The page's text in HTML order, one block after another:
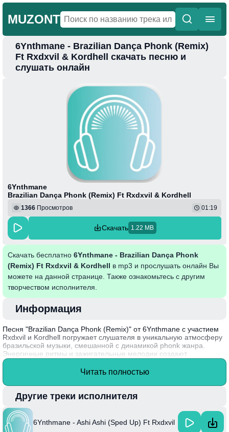
MUZONT
Главная
Новинки
6Ynthmane - Brazilian Dança Phonk (Remix)
Ft Rxdxvil & Kordhell скачать песню и
слушать онлайн
6Ynthmane
Brazilian Dança Phonk (Remix) Ft Rxdxvil & Kordhell
1366 Просмотров 01:19
Скачать 1.22 MB
Скачать бесплатно 6Ynthmane - Brazilian Dança Phonk
(Remix) Ft Rxdxvil & Kordhell в mp3 и прослушать онлайн Вы
можете на данной странице. Также ознакомьтесь с другим
творчеством исполнителя.
Информация
Песня "Brazilian Dança Phonk (Remix)" от 6Ynthmane с участием
Rxdxvil и Kordhell погружает слушателя в уникальную атмосферу
бразильской музыки, смешанной с динамикой phonk жанра.
Энергичные ритмы и зажигательные мелодии создают
неповторимый звук, который идеально подходит для вечеринок и
танцевальных мероприятий. Этот трек выделяется своей яркой
почувствовать себя частью чего-то большего.
Интересно, что 6Ynthmane активно экспериментирует с
различными музыкальными стилями, создавая уникальные
коллаборации, которые становятся хитом среди поклонников
современной музыки.
Читать полностью
Другие треки исполнителя
6Ynthmane - Ashi Ashi (Sped Up) Ft Rxdxvil